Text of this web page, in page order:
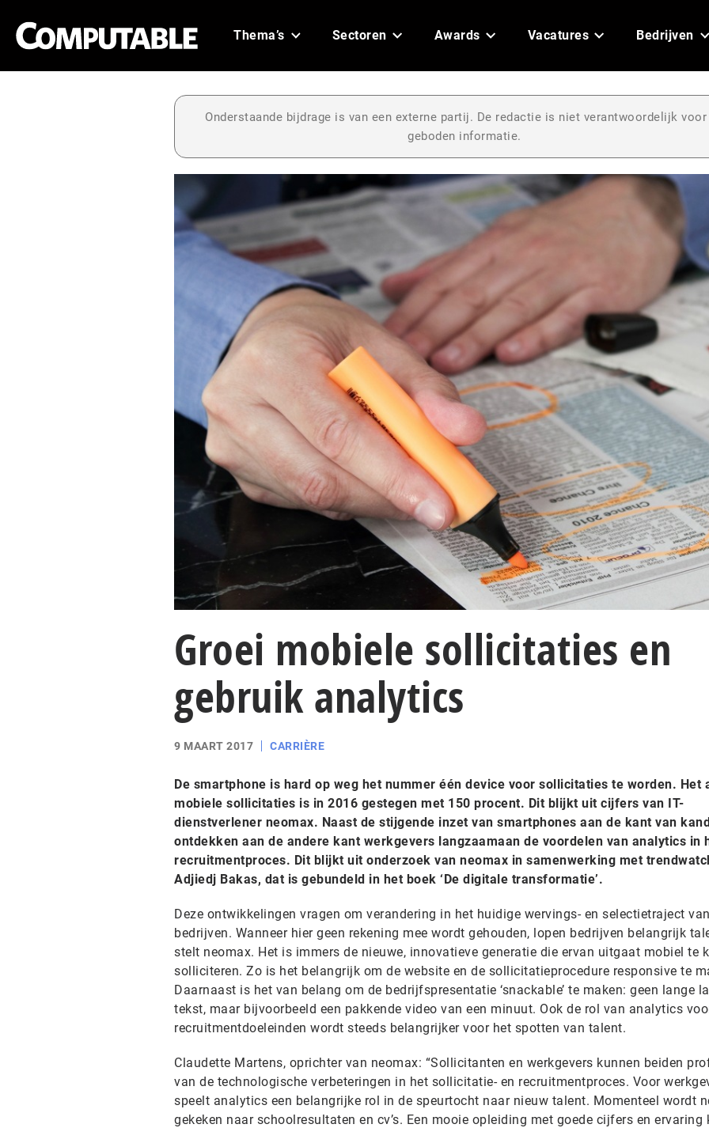
Thema’s Sectoren Awards Vacatures Bedrijven
Onderstaande bijdrage is van een externe partij. De redactie is niet verantwoordelijk voor
geboden informatie.
Groei mobiele sollicitaties en
gebruik analytics
9 MAART 2017 CARRIÈRE
De smartphone is hard op weg het nummer één device voor sollicitaties te worden. Het
mobiele sollicitaties is in 2016 gestegen met 150 procent. Dit blijkt uit cijfers van IT-
dienstverlener neomax. Naast de stijgende inzet van smartphones aan de kant van
ontdekken aan de andere kant werkgevers langzaamaan de voordelen van analytics in
recruitmentproces. Dit blijkt uit onderzoek van neomax in samenwerking met
Adjiedj Bakas, dat is gebundeld in het boek ‘De digitale transformatie’.
Deze ontwikkelingen vragen om verandering in het huidige wervings- en selectietraject van
bedrijven. Wanneer hier geen rekening mee wordt gehouden, lopen bedrijven belangrijk
stelt neomax. Het is immers de nieuwe, innovatieve generatie die ervan uitgaat mobiel te
solliciteren. Zo is het belangrijk om de website en de sollicitatieprocedure responsive te
Daarnaast is het van belang om de bedrijfspresentatie ‘snackable’ te maken: geen lange
tekst, maar bijvoorbeeld een pakkende video van een minuut. Ook de rol van analytics
recruitmentdoeleinden wordt steeds belangrijker voor het spotten van talent.
Claudette Martens, oprichter van neomax: “Sollicitanten en werkgevers kunnen beiden
van de technologische verbeteringen in het sollicitatie- en recruitmentproces. Voor
speelt analytics een belangrijke rol in de speurtocht naar nieuw talent. Momenteel wordt
gekeken naar schoolresultaten en cv’s. Een mooie opleiding met goede cijfers en ervaring